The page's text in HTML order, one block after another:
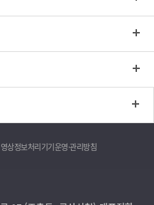
영상정보처리기기운영·관리방침